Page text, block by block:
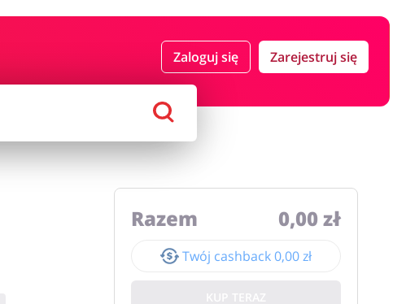
Zaloguj się Zarejestruj się
Razem 0,00 zł
Twój cashback0,00 zł